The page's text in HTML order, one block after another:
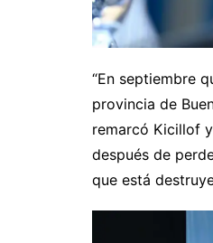
“En septiembre
provincia de
remarcó Kicillof
después de
que está